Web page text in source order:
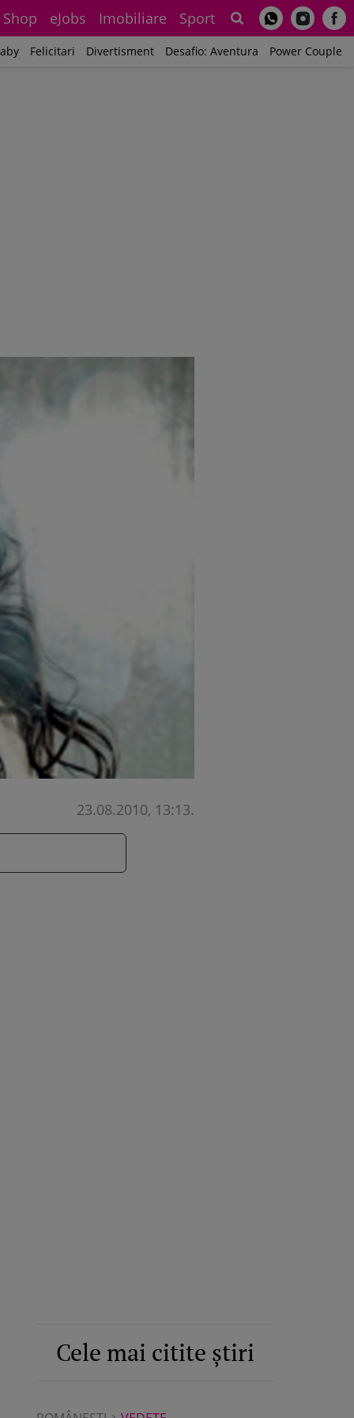
Shop eJobs Imobiliare Sport
Felicitari Divertisment Desafio: Aventura Power Couple
23.08.2010, 13:13.
Cele mai citite știri